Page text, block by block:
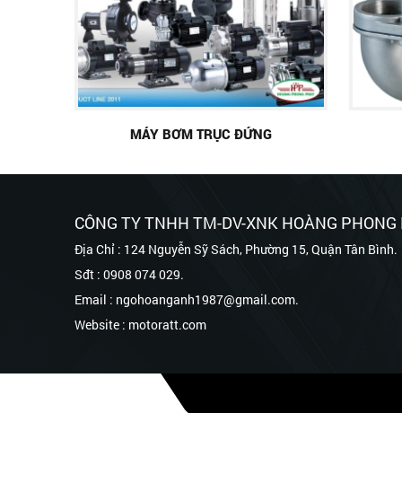
MÁY BƠM TRỤC ĐỨNG
CÔNG TY TNHH TM-DV-XNK HOÀNG
Địa Chỉ : 124 Nguyễn Sỹ Sách, Phường 15, Quận Tân Bình.
Sđt : 0908 074 029.
Email : ngohoanganh1987@gmail.com.
Website : motoratt.com